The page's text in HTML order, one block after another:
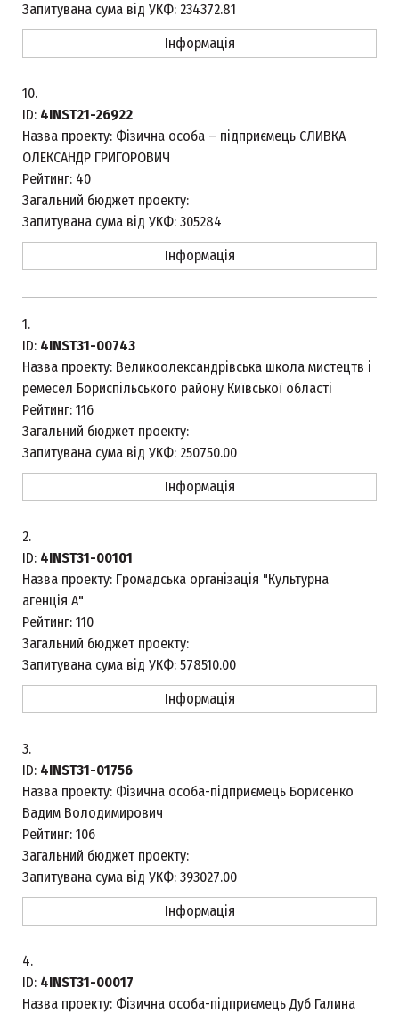
Запитувана сума від УКФ: 234372.81
Інформація
10.
ID: 4INST21-26922
Назва проекту: Фізична особа – підприємець СЛИВКА
ОЛЕКСАНДР ГРИГОРОВИЧ
Рейтинг: 40
Загальний бюджет проекту:
Запитувана сума від УКФ: 305284
Інформація
1.
ID: 4INST31-00743
Назва проекту: Великоолександрівська школа мистецтв і
ремесел Бориспільського району Київської області
Рейтинг: 116
Загальний бюджет проекту:
Запитувана сума від УКФ: 250750.00
Інформація
2.
ID: 4INST31-00101
Назва проекту: Громадська організація "Культурна
агенція А"
Рейтинг: 110
Загальний бюджет проекту:
Запитувана сума від УКФ: 578510.00
Інформація
3.
ID: 4INST31-01756
Назва проекту: Фізична особа-підприємець Борисенко
Вадим Володимирович
Рейтинг: 106
Загальний бюджет проекту:
Запитувана сума від УКФ: 393027.00
Інформація
4.
ID: 4INST31-00017
Назва проекту: Фізична особа-підприємець Дуб Галина